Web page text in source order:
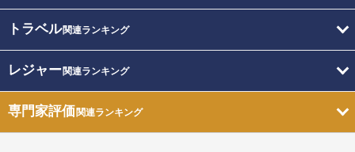
トラベル関連ランキング
レジャー関連ランキング
専門家評価関連ランキング